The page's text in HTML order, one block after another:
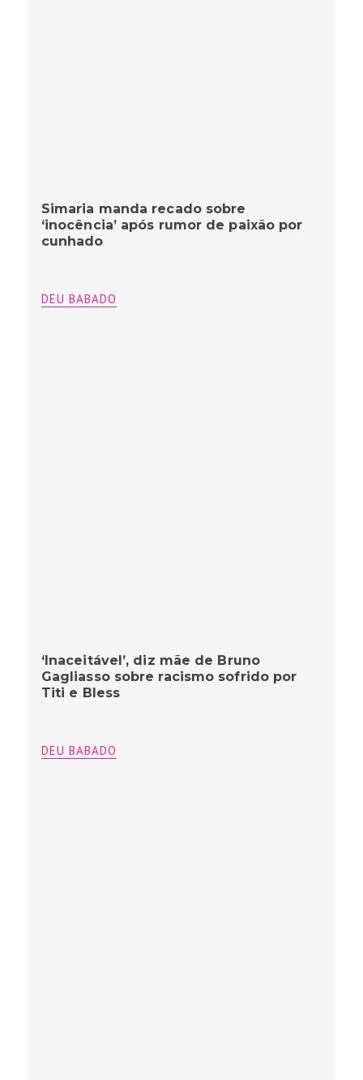
Simaria manda recado sobre
‘inocência’ após rumor de paixão por
cunhado
DEU BABADO
‘Inaceitável’, diz mãe de Bruno
Gagliasso sobre racismo sofrido por
Titi e Bless
DEU BABADO